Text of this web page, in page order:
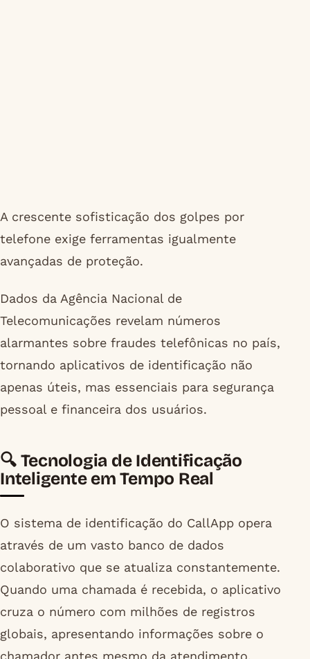
A crescente sofisticação dos golpes por
telefone exige ferramentas igualmente
avançadas de proteção.
Dados da Agência Nacional de
Telecomunicações revelam números
alarmantes sobre fraudes telefônicas no país,
tornando aplicativos de identificação não
apenas úteis, mas essenciais para segurança
pessoal e financeira dos usuários.
🔍 Tecnologia de Identificação
Inteligente em Tempo Real
O sistema de identificação do CallApp opera
através de um vasto banco de dados
colaborativo que se atualiza constantemente.
Quando uma chamada é recebida, o aplicativo
cruza o número com milhões de registros
globais, apresentando informações sobre o
chamador antes mesmo da atendimento.